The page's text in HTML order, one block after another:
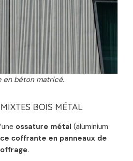
en béton matricé.
BOIS MÉTAL
ossature métal (aluminium
coffrante en panneaux de
.